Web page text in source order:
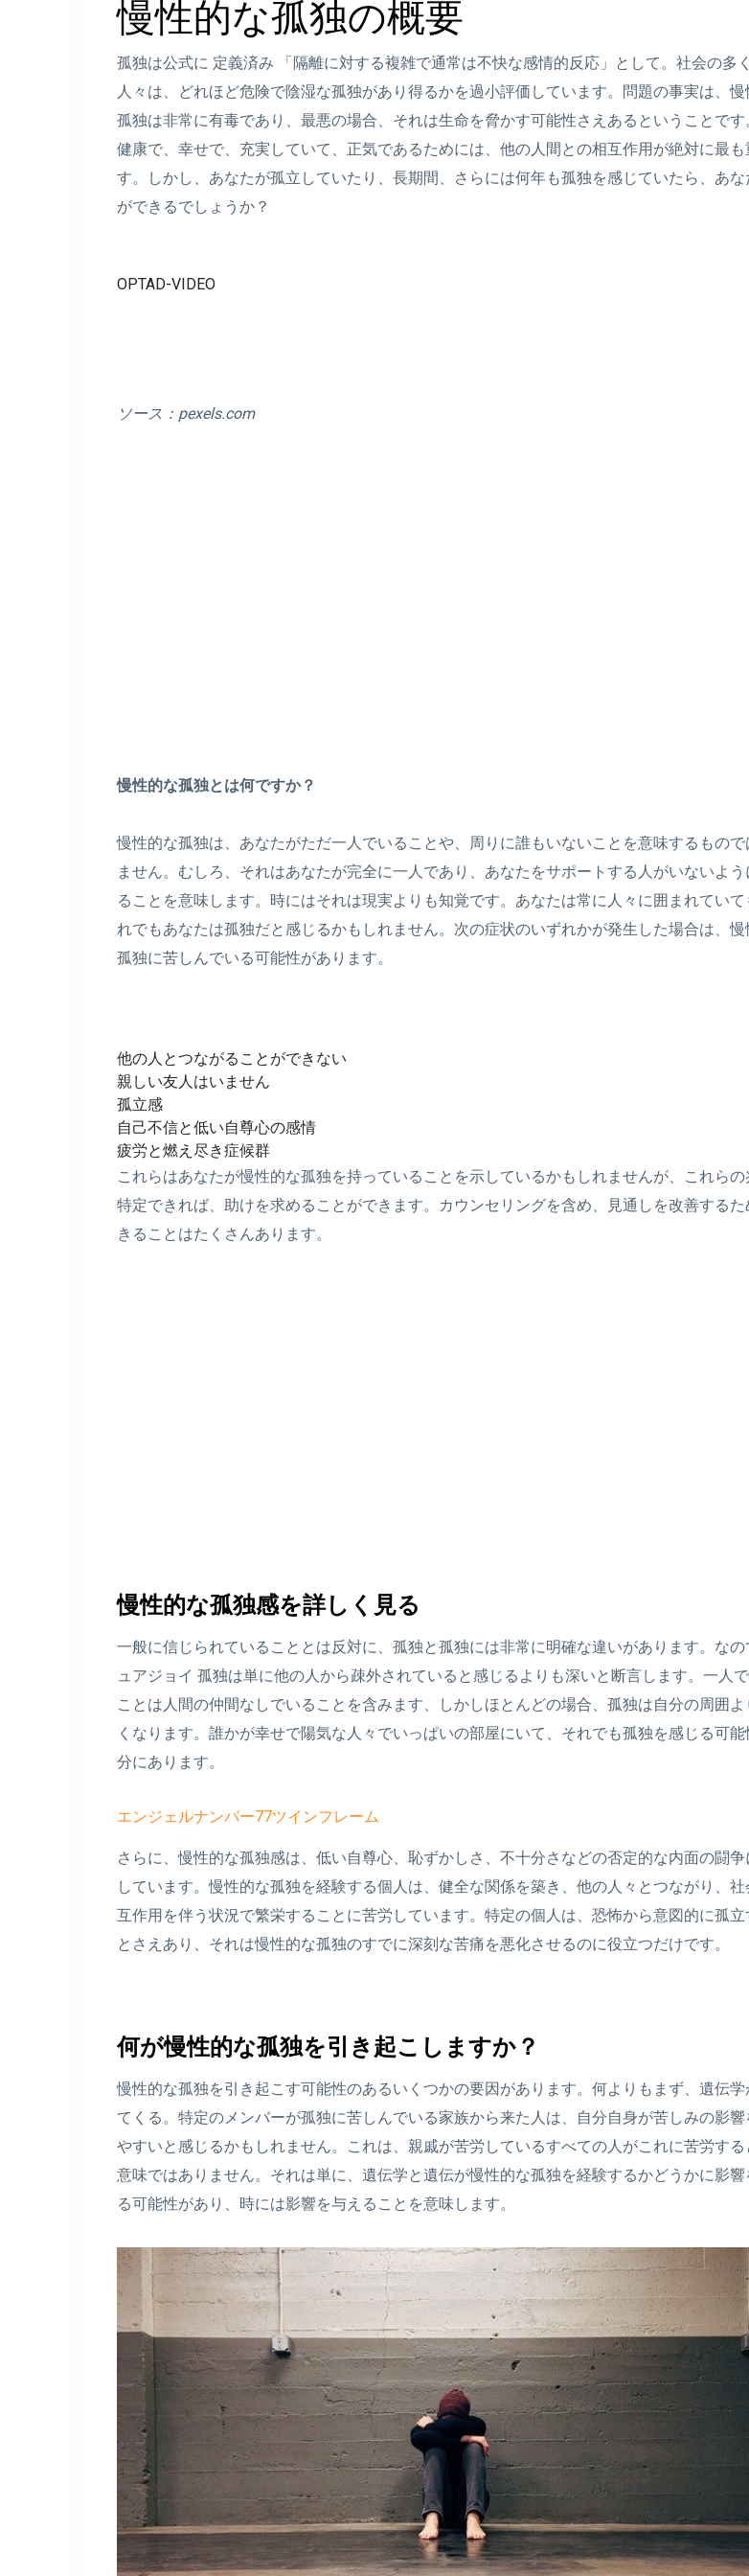
慢性的な孤独の概要
孤独は公式に 定義済み
「隔離に対する複雑で通常は不快な感情的反応」として。社会の多
人々は、どれほど危険で陰湿な孤独があり得るかを過小評価しています。問題の事実は、慢
孤独は非常に有毒であり、最悪の場合、それは生命を脅かす可能性さえあるということです
健康で、幸せで、充実していて、正気であるためには、他の人間との相互作用が絶対に最も
す。しかし、あなたが孤立していたり​​、長期間、さらには何年も孤独を感じていたら、あな
ができるでしょうか？
OPTAD-VIDEO
ソース： pexels.com
慢性的な孤独とは何ですか？
慢性的な孤独は、あなたがただ一人でいることや、周りに誰もいないことを意味するもので
ません。むしろ、それはあなたが完全に一人であり、あなたをサポートする人がいないよう
ることを意味します。時にはそれは現実よりも知覚です。あなたは常に人々に囲まれていて
れでもあなたは孤独だと感じるかもしれません。次の症状のいずれかが発生した場合は、慢
孤独に苦しんでいる可能性があります。
他の人とつながることができない
親しい友人はいません
孤立感
自己不信と低い自尊心の感情
疲労と燃え尽き症候群
これらはあなたが慢性的な孤独を持っていることを示しているかもしれませんが、これらの
特定できれば、助けを求めることができます。カウンセリングを含め、見通しを改善するた
きることはたくさんあります。
慢性的な孤独感を詳しく見る
一般に信じられていることとは反対に、孤独と孤独には非常に明確な違いがあります。なの
ュアジョイ 孤独は単に他の人から疎外されていると感じるよりも深いと断言します。一人
ことは人間の仲間なしでいることを含みます、しかしほとんどの場合、孤独は自分の周囲よ
くなります。誰かが幸せで陽気な人々でいっぱいの部屋にいて、それでも孤独を感じる可
分にあります。
エンジェルナンバー77ツインフレーム
さらに、慢性的な孤独感は、低い自尊心、恥ずかしさ、不十分さなどの否定的な内面の闘争
しています。慢性的な孤独を経験する個人は、健全な関係を築き、他の人々とつながり、社
互作用を伴う状況で繁栄することに苦労しています。特定の個人は、恐怖から意図的に孤立
とさえあり、それは慢性的な孤独のすでに深刻な苦痛を悪化させるのに役立つだけです。
何が慢性的な孤独を引き起こしますか？
慢性的な孤独を引き起こす可能性のあるいくつかの要因があります。何よりもまず、遺伝学
てくる。特定のメンバーが孤独に苦しんでいる家族から来た人は、自分自身が苦しみの影響
やすいと感じるかもしれません。これは、親戚が苦労しているすべての人がこれに苦労する
意味ではありません。それは単に、遺伝学と遺伝が慢性的な孤独を経験するかどうかに影響
る可能性があり、時には影響を与えることを意味します。